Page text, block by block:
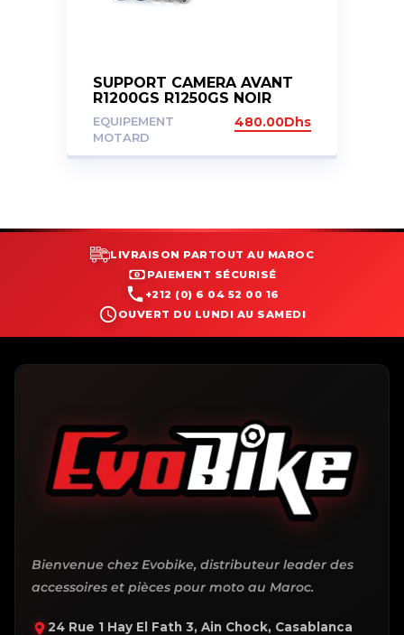
SUPPORT CAMERA AVANT
R1200GS R1250GS NOIR
EQUIPEMENT
MOTARD
480.00Dhs
LIVRAISON PARTOUT AU MAROC
PAIEMENT SÉCURISÉ
+212 (0) 6 04 52 00 16
OUVERT DU LUNDI AU SAMEDI
Bienvenue chez Evobike, distributeur leader des
accessoires et pièces pour moto au Maroc.
24 Rue 1 Hay El Fath 3, Ain Chock, Casablanca